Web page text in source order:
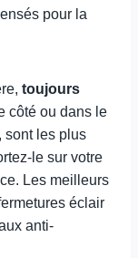
pour la
toujours
côté ou dans le
sont les plus
le sur votre
Les meilleurs
éclair
anti-